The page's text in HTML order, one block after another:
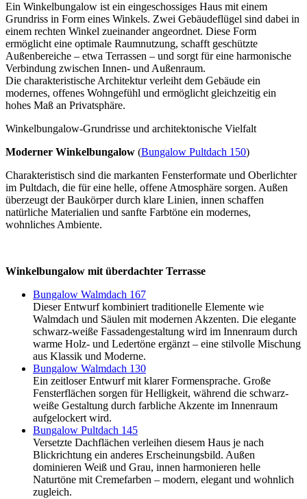
Ein Winkelbungalow ist ein eingeschossiges Haus mit einem
Grundriss in Form eines Winkels. Zwei Gebäudeflügel sind dabei in
einem rechten Winkel zueinander angeordnet. Diese Form
ermöglicht eine optimale Raumnutzung, schafft geschützte
Außenbereiche – etwa Terrassen – und sorgt für eine harmonische
Verbindung zwischen Innen- und Außenraum.
Die charakteristische Architektur verleiht dem Gebäude ein
modernes, offenes Wohngefühl und ermöglicht gleichzeitig ein
hohes Maß an Privatsphäre.
Winkelbungalow-Grundrisse und architektonische Vielfalt
Moderner Winkelbungalow (Bungalow Pultdach 150)
Charakteristisch sind die markanten Fensterformate und Oberlichter
im Pultdach, die für eine helle, offene Atmosphäre sorgen. Außen
überzeugt der Baukörper durch klare Linien, innen schaffen
natürliche Materialien und sanfte Farbtöne ein modernes,
wohnliches Ambiente.
Winkelbungalow mit überdachter Terrasse
Bungalow Walmdach 167
Dieser Entwurf kombiniert traditionelle Elemente wie
Walmdach und Säulen mit modernen Akzenten. Die elegante
schwarz-weiße Fassadengestaltung wird im Innenraum durch
warme Holz- und Ledertöne ergänzt – eine stilvolle Mischung
aus Klassik und Moderne.
Bungalow Walmdach 130
Ein zeitloser Entwurf mit klarer Formensprache. Große
Fensterflächen sorgen für Helligkeit, während die schwarz-
weiße Gestaltung durch farbliche Akzente im Innenraum
aufgelockert wird.
Bungalow Pultdach 145
Versetzte Dachflächen verleihen diesem Haus je nach
Blickrichtung ein anderes Erscheinungsbild. Außen
dominieren Weiß und Grau, innen harmonieren helle
Naturtöne mit Cremefarben – modern, elegant und wohnlich
zugleich.